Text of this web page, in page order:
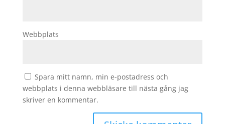
Webbplats
Spara mitt namn, min e-postadress och
webbplats i denna webbläsare till nästa gång jag
skriver en kommentar.